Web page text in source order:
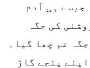
جیسے ہی آدم
کی جگہ
غم چھا گیا۔
پنجے گاڑ